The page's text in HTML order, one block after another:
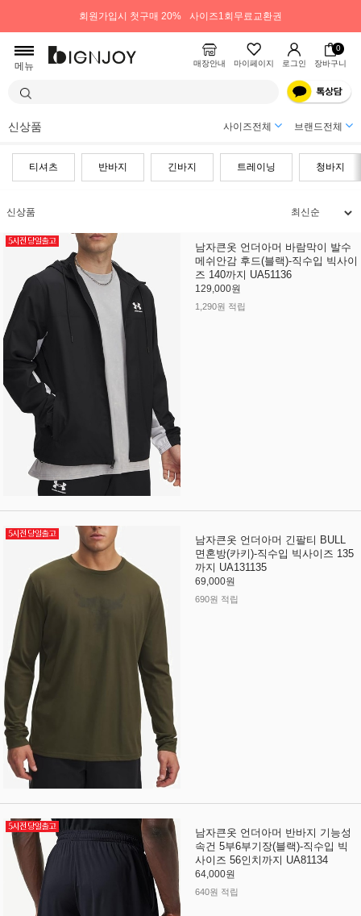
회원가입시 첫구매 20% 사이즈1회무료교환권
메뉴 매장안내 마이페이지 로그인
0
장바구니
신상품 사이즈전체 브랜드전체
티셔츠 반바지 긴바지 트레이닝 청바지
신상품
남자큰옷 언더아머 바람막이 발수
메쉬안감 후드(블랙)-직수입 빅사이
즈 140까지 UA51136
129,000원
1,290원 적립
남자큰옷 언더아머 긴팔티 BULL
면혼방(카키)-직수입 빅사이즈 135
까지 UA131135
69,000원
690원 적립
남자큰옷 언더아머 반바지 기능성
속건 5부6부기장(블랙)-직수입 빅
사이즈 56인치까지 UA81134
64,000원
640원 적립